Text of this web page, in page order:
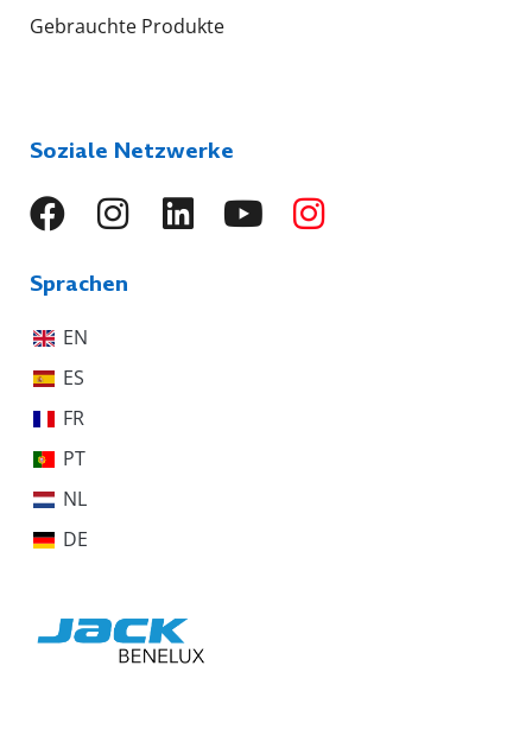
Gebrauchte Produkte
Soziale Netzwerke
Sprachen
EN
ES
FR
PT
NL
DE